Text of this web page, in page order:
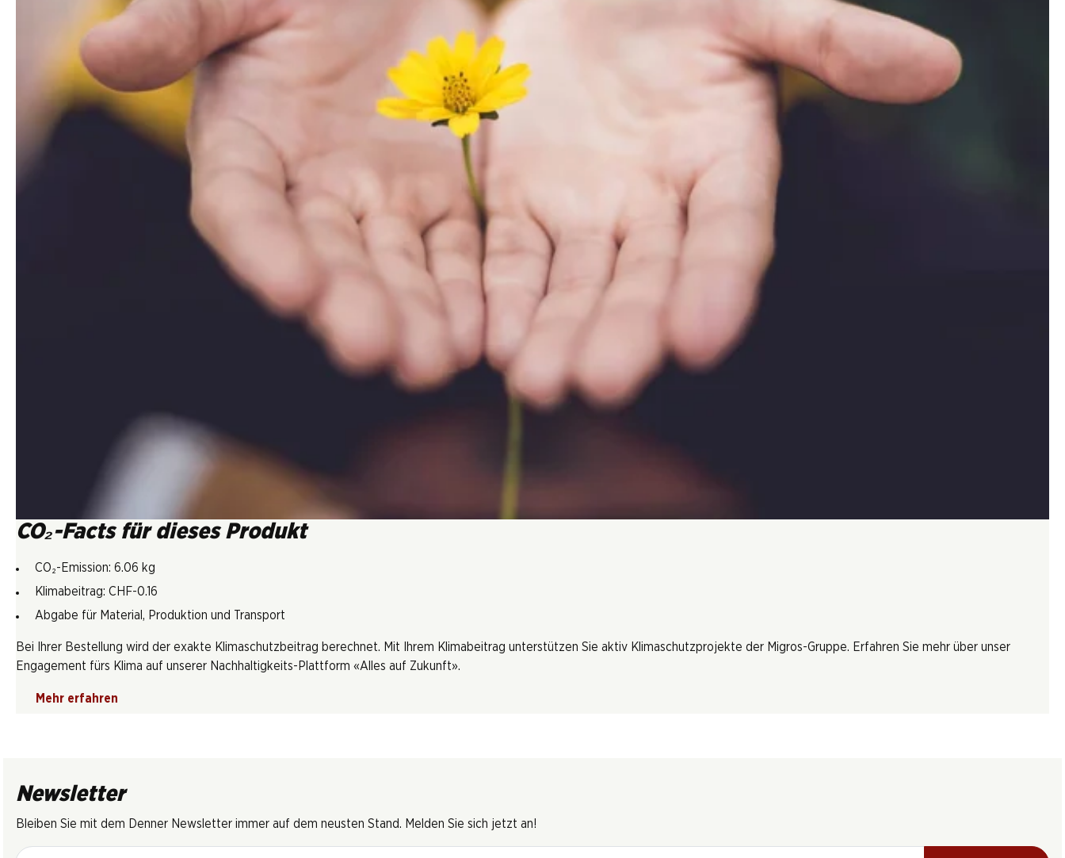
CO₂-Facts für dieses Produkt
CO₂-Emission: 6.06 kg
Klimabeitrag: CHF-0.16
Abgabe für Material, Produktion und Transport
Bei Ihrer Bestellung wird der exakte Klimaschutzbeitrag berechnet. Mit Ihrem Klimabeitrag unterstützen Sie aktiv Klimaschutzprojekte der Migros-Gruppe. Erfahren Sie mehr über unser
Engagement fürs Klima auf unserer Nachhaltigkeits-Plattform «Alles auf Zukunft».
Mehr erfahren
Newsletter
Bleiben Sie mit dem Denner Newsletter immer auf dem neusten Stand. Melden Sie sich jetzt an!
E-Mail Adresse